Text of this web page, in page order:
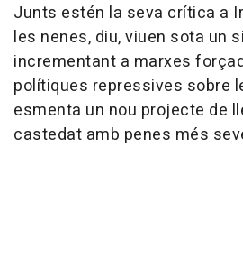
Junts estén la seva crítica a
les nenes, diu, viuen sota un
incrementant a marxes
polítiques repressives sobre
esmenta un nou projecte de
castedat amb penes més